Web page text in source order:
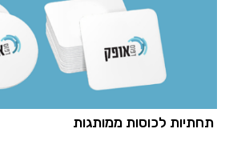
תחתיות לכוסות ממותגות